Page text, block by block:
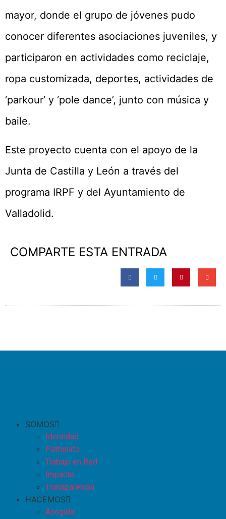
mayor, donde el grupo de jóvenes pudo
conocer diferentes asociaciones juveniles, y
participaron en actividades como reciclaje,
ropa customizada, deportes, actividades de
‘parkour’ y ‘pole dance’, junto con música y
baile.
Este proyecto cuenta con el apoyo de la
Junta de Castilla y León a través del
programa IRPF y del Ayuntamiento de
Valladolid.
COMPARTE ESTA ENTRADA
SOMOS
Identidad
Patronato
Trabajo en Red
Impacto
Transparencia
HACEMOS
Acogida